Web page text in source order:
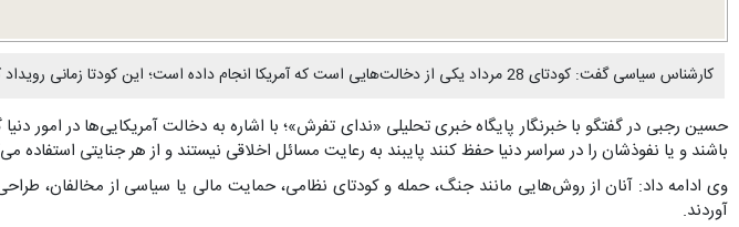
کارشناس سیاسی گفت: کودتای 28 مرداد یکی از دخالت‌هایی است که آمریکا انجام داده است؛ این کودتا زمانی رویداد که دکتر مصدق عقبه مردمی خود را به دلیل عدم همراهی با آیت الله کاشانی و انحلال مجلس از دست داد.
حسین رجبی در گفتگو با خبرنگار پایگاه خبری تحلیلی «ندای تفرش»؛ با اشاره به دخالت آمریکایی‌ها در امور
باشند و یا نفوذشان را در سراسر دنیا حفظ کنند پایبند به رعایت مسائل اخلاقی نیستند و از هر جنایتی استفاده
وی ادامه داد: آنان از روش‌هایی مانند جنگ، حمله و کودتای نظامی، حمایت مالی یا سیاسی از مخالفان،
آوردند.